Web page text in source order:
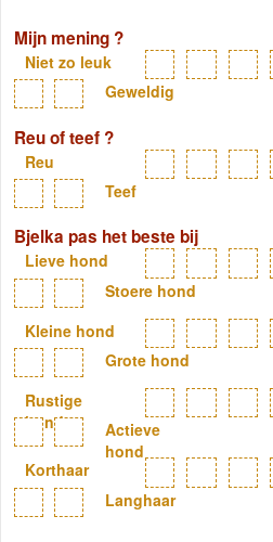
Mijn mening ?
Niet zo leuk
Geweldig
Reu of teef ?
Reu
Teef
Bjelka pas het beste bij
Lieve hond
Stoere hond
Kleine hond
Grote hond
Rustige
hond
Actieve
hond
Korthaar
Langhaar